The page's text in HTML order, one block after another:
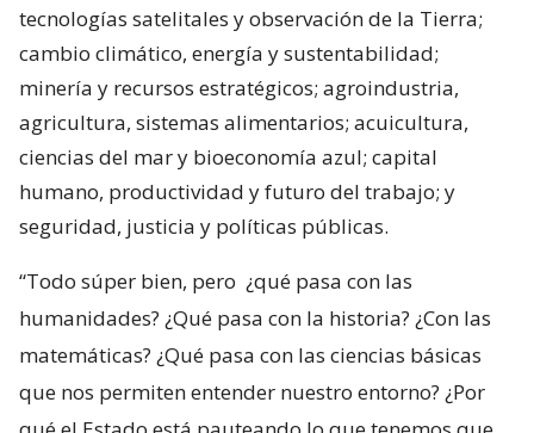
tecnologías satelitales y observación de la Tierra;
cambio climático, energía y sustentabilidad;
minería y recursos estratégicos; agroindustria,
agricultura, sistemas alimentarios; acuicultura,
ciencias del mar y bioeconomía azul; capital
humano, productividad y futuro del trabajo; y
seguridad, justicia y políticas públicas.
“Todo súper bien, pero ¿qué pasa con las
humanidades? ¿Qué pasa con la historia? ¿Con las
matemáticas? ¿Qué pasa con las ciencias básicas
que nos permiten entender nuestro entorno? ¿Por